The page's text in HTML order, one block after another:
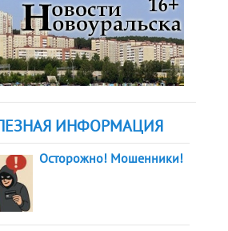
ИНФОРМАЦИЯ
Осторожно! Мошенники!